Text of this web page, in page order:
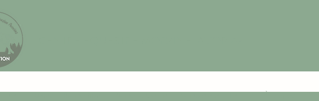
Stages Rando hiver Rando automne Rando d'été Le club À propos